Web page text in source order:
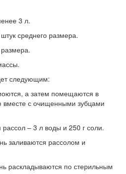
3 л.
среднего размера.
следующим:
а затем помещаются в
вместе с очищенными зубцами
рассол – 3 л воды и 250 г соли.
заливаются рассолом и
раскладываются по стерильным